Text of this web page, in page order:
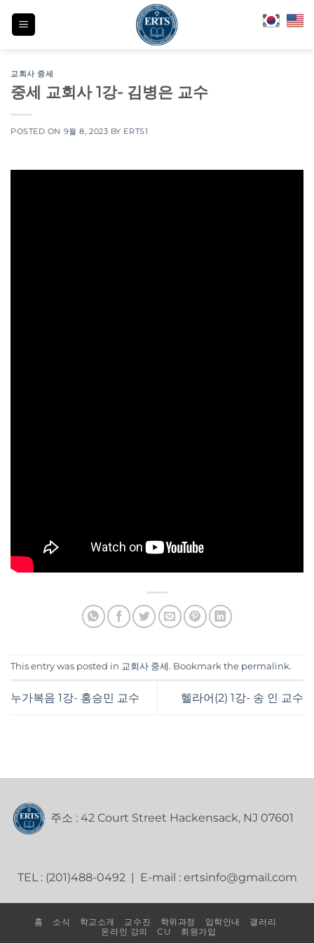
교회사 중세
중세 교회사 1강- 김병은 교수
POSTED ON 9월 8, 2023 BY ERTS1
This entry was posted in 교회사 중세 . Bookmark the permalink.
누가복음 1강- 홍승민 교수 헬라어(2) 1강- 송 인 교수
주소 : 42 Court Street Hackensack, NJ 07601
TEL : (201)488-0492 | E-mail : ertsinfo@gmail.com
홈 소식 학교소개 교수진 학위과정 입학안내
갤러리
온라인 강의
CU 회원가입